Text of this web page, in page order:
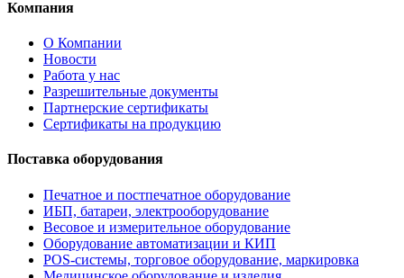
Компания
О Компании
Новости
Работа у нас
Разрешительные документы
Партнерские сертификаты
Сертификаты на продукцию
Поставка оборудования
Печатное и постпечатное оборудование
ИБП, батареи, электрооборудование
Весовое и измерительное оборудование
Оборудование автоматизации и КИП
POS-системы, торговое оборудование, маркировка